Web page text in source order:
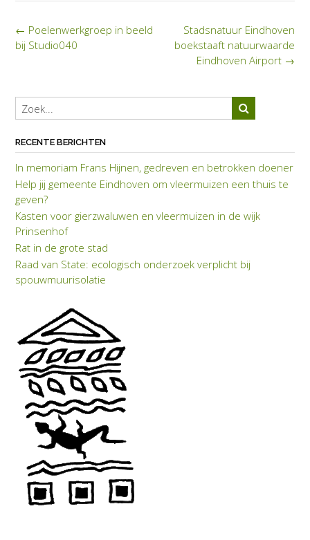
Bericht
navigatie
Stadsnatuur Eindhoven
boekstaaft natuurwaarde
Eindhoven Airport →
← Poelenwerkgroep in beeld
bij Studio040
RECENTE BERICHTEN
In memoriam Frans Hijnen, gedreven en betrokken doener
Help jij gemeente Eindhoven om vleermuizen een thuis te
geven?
Kasten voor gierzwaluwen en vleermuizen in de wijk
Prinsenhof
Rat in de grote stad
Raad van State: eco­lo­gisch on­der­zoek verplicht bij
spouwmuuriso­latie